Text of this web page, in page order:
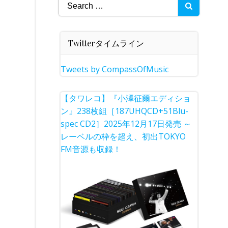
for:
Twitterタイムライン
Tweets by CompassOfMusic
【タワレコ】『小澤征爾エディショ
ン』238枚組［187UHQCD+51Blu-
spec CD2］2025年12月17日発売 ～
レーベルの枠を超え、初出TOKYO
FM音源も収録！